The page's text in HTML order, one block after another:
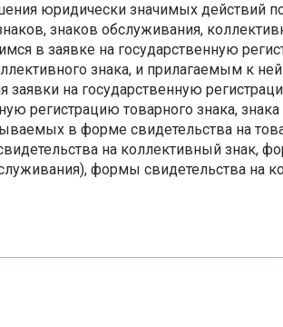
юридически значимых действий
знаков обслуживания,
в заявке на государственную
знака, и прилагаемым к
заявки на государственную
регистрацию товарного знака,
в форме свидетельства на
на коллективный знак,
формы свидетельства на